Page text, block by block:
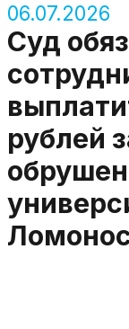
06.07.2026
Суд
рублей